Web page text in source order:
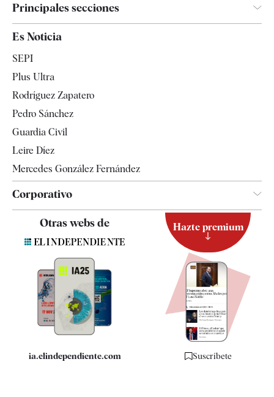
Principales secciones
Televisión
Es Noticia
SEPI
Plus Ultra
Rodríguez Zapatero
Pedro Sánchez
Guardia Civil
Leire Díez
Mercedes González Fernández
Corporativo
Quiénes somos
Especificaciones
Otras webs de
ia.elindependiente.com
Hazte premium
Suscríbete